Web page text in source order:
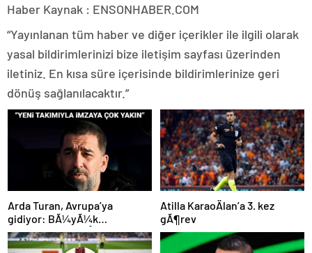
Haber Kaynak : ENSONHABER.COM
“Yayınlanan tüm haber ve diğer içerikler ile ilgili olarak
yasal bildirimlerinizi bize iletişim sayfası üzerinden
iletiniz. En kısa süre içerisinde bildirimlerinize geri
dönüş sağlanılacaktır.”
Arda Turan, Avrupa’ya
gidiyor: BÃ¼yÃ¼k
Ã¶lÃ§Ã¼de anlaÅmaya
varÄ±ldÄ±
Atilla KaraoÄlan’a 3. kez
gÃ¶rev